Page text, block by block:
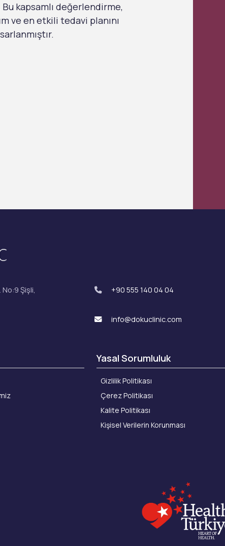
kapsamlı değerlendirme,
ve en etkili tedavi planını
Şişli,
+90 555 140 04 04
info@dokuclinic.com
Yasal Sorumluluk
Gizlilik Politikası
Çerez Politikası
Kalite Politikası
Kişisel Verilerin Korunması